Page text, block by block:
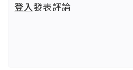
登入發表評論